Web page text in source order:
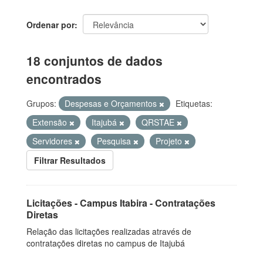
Ordenar por
18 conjuntos de dados
encontrados
Grupos: Despesas e Orçamentos
Etiquetas:
Extensão
Itajubá
QRSTAE
Servidores
Pesquisa
Projeto
Filtrar Resultados
Licitações - Campus Itabira - Contratações
Diretas
Relação das licitações realizadas através de
contratações diretas no campus de Itajubá